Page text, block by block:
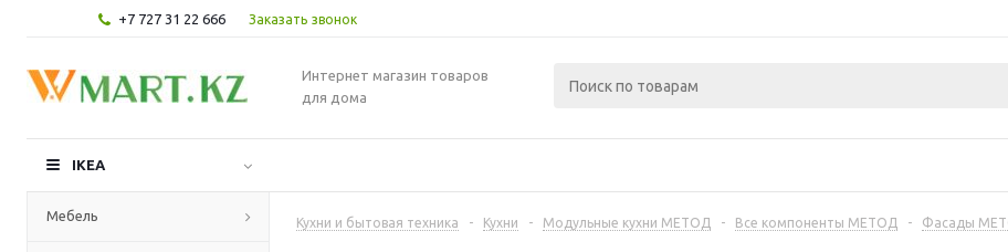
+7 727 31 22 666 Заказать звонок
Интернет магазин товаров
для дома
IKEA
Мебель Кухни и бытовая техника - Кухни - Модульные кухни МЕТОД - Все компоненты МЕТОД - Фасады